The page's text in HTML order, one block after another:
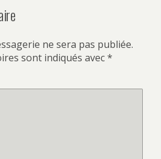
ne sera pas publiée.
sont indiqués avec*